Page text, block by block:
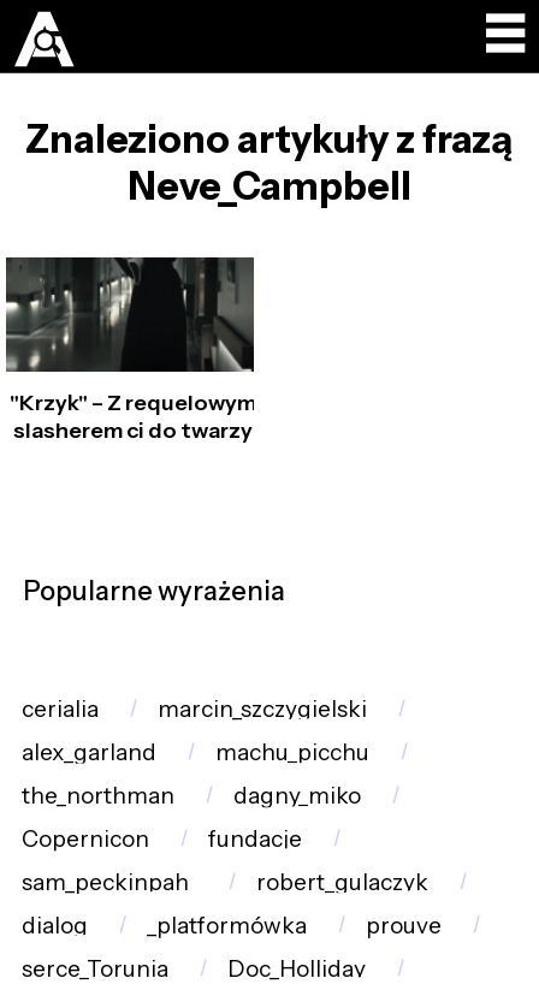
Znaleziono artykuły z frazą
Neve_Campbell
"Krzyk" – Z requelowym
slasherem ci do twarzy
Popularne wyrażenia
cerialia
marcin_szczygielski
alex_garland
machu_picchu
the_northman
dagny_miko
Copernicon
fundacje
sam_peckinpah_
robert_gulaczyk
dialog
_platformówka
prouve
serce_Torunia
Doc_Holliday